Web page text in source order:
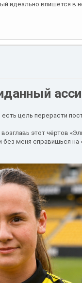
идеально впишется в
цель перерасти
этот чёртов
меня справишься на